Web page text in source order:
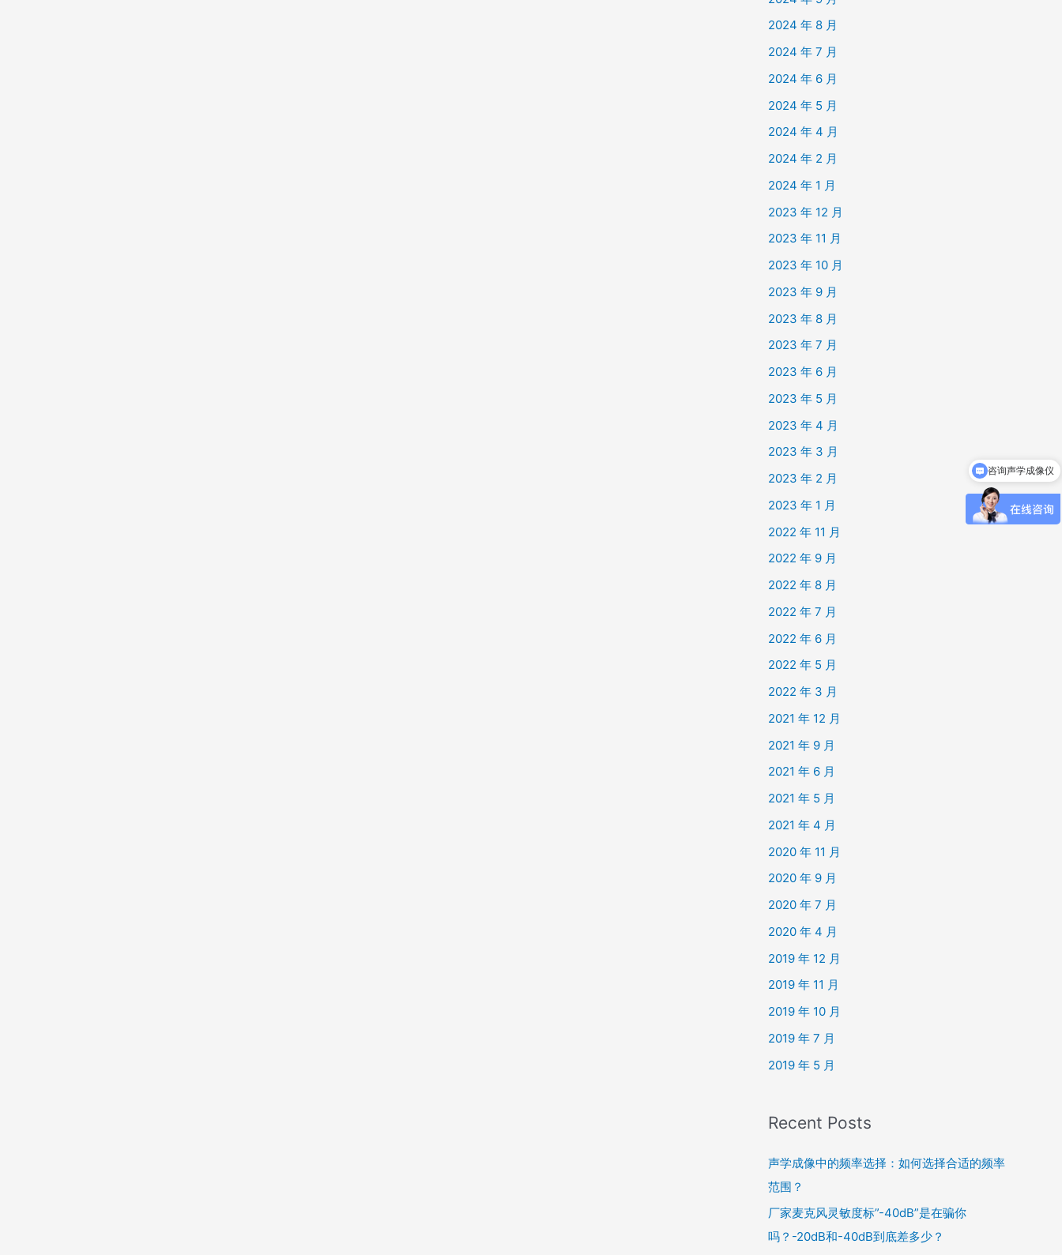
2024 年 8 月
2024 年 7 月
2024 年 6 月
2024 年 5 月
2024 年 4 月
2024 年 2 月
2024 年 1 月
2023 年 12 月
2023 年 11 月
2023 年 10 月
2023 年 9 月
2023 年 8 月
2023 年 7 月
2023 年 6 月
2023 年 5 月
2023 年 4 月
2023 年 3 月
2023 年 2 月
2023 年 1 月
2022 年 11 月
2022 年 9 月
2022 年 8 月
2022 年 7 月
2022 年 6 月
2022 年 5 月
2022 年 3 月
2021 年 12 月
2021 年 9 月
2021 年 6 月
2021 年 5 月
2021 年 4 月
2020 年 11 月
2020 年 9 月
2020 年 7 月
2020 年 4 月
2019 年 12 月
2019 年 11 月
2019 年 10 月
2019 年 7 月
2019 年 5 月
Recent Posts
声学成像中的频率选择：如何选择合适的频率
范围？
厂家麦克风灵敏度标”-40dB”是在骗你
吗？-20dB和-40dB到底差多少？
咨询变压器声纹在线监测产品